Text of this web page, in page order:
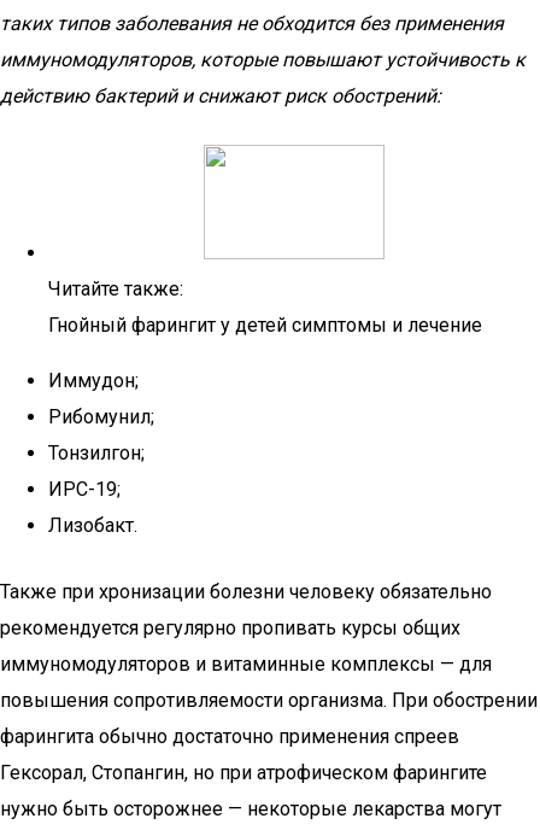
таких типов заболевания не обходится без применения
иммуномодуляторов, которые повышают устойчивость к
действию бактерий и снижают риск обострений:
Читайте также:
Гнойный фарингит у детей симптомы и лечение
Иммудон;
Рибомунил;
Тонзилгон;
ИРС-19;
Лизобакт.
Также при хронизации болезни человеку обязательно
рекомендуется регулярно пропивать курсы общих
иммуномодуляторов и витаминные комплексы — для
повышения сопротивляемости организма. При обострении
фарингита обычно достаточно применения спреев
Гексорал, Стопангин, но при атрофическом фарингите
нужно быть осторожнее — некоторые лекарства могут